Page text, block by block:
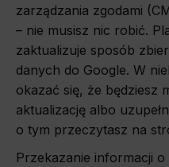
zarządzania zgodami
– nie musisz nic robić.
zaktualizuje sposób
danych do Google. W
okazać się, że będziesz
aktualizację albo
o tym przeczytasz na
Przekazanie informacji